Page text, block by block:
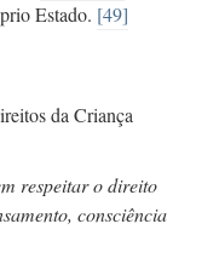
Estado. [49]
da Criança
respeitar o direito
consciência